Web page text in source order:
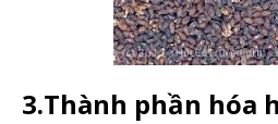
3.Thành phần hóa